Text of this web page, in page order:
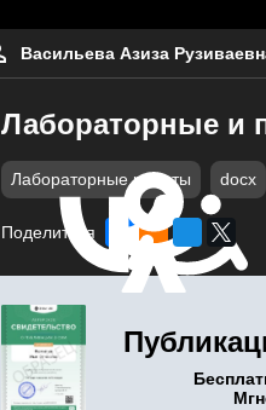
Васильева Азиза
Лабораторные и
Лабораторные работы docx
Поделиться